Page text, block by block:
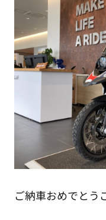
ご納車おめでとう